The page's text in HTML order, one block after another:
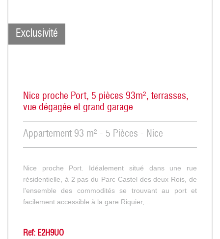
Exclusivité
Nice proche Port, 5 pièces 93m², terrasses,
vue dégagée et grand garage
Appartement 93 m² - 5 Pièces - Nice
Nice proche Port. Idéalement situé dans une rue
résidentielle, à 2 pas du Parc Castel des deux Rois, de
l'ensemble des commodités se trouvant au port et
facilement accessible à la gare Riquier,...
Ref: E2H9UO